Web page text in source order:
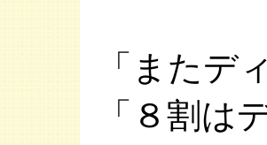
「またデ
「８割は